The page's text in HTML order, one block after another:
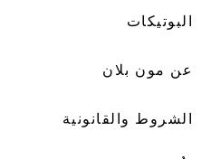
البوتيكات
عن مون بلان
الشروط والقانونية